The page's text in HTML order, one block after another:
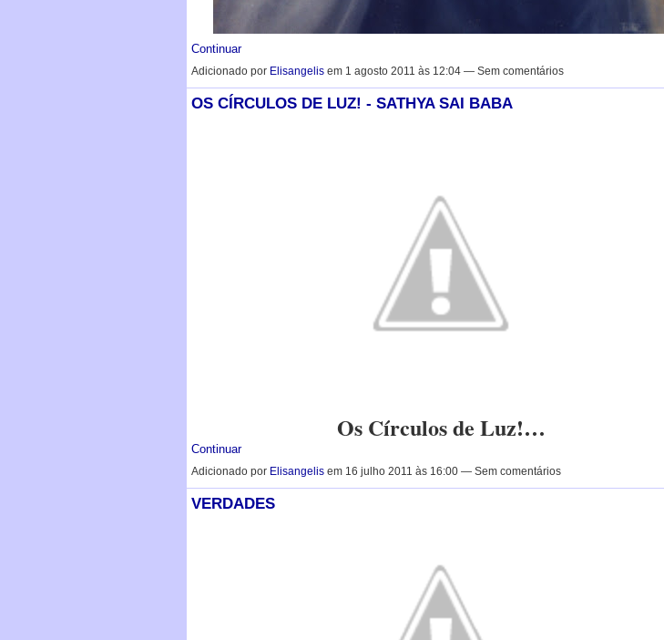
Continuar
Adicionado por Elisangelisem 1 agosto 2011 às 12:04 — Sem comentários
OS CÍRCULOS DE LUZ! - SATHYA SAI BABA
Os Círculos de Luz!…
Continuar
Adicionado por Elisangelisem 16 julho 2011 às 16:00 — Sem comentários
VERDADES